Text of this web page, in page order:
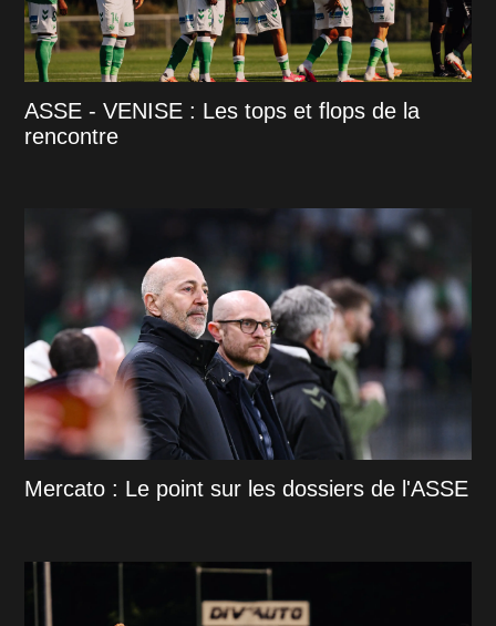
ASSE - VENISE : Les tops et flops de la
rencontre
Mercato : Le point sur les dossiers de l'ASSE